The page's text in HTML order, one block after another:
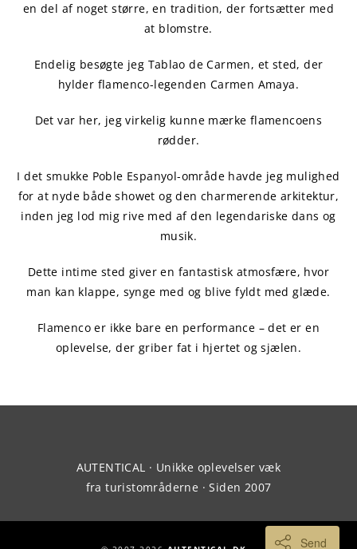
en del af noget større, en tradition, der fortsætter med
at blomstre.
Endelig besøgte jeg Tablao de Carmen, et sted, der
hylder flamenco-legenden Carmen Amaya.
Det var her, jeg virkelig kunne mærke flamencoens
rødder.
I det smukke Poble Espanyol-område havde jeg mulighed
for at nyde både showet og den charmerende arkitektur,
inden jeg lod mig rive med af den legendariske dans og
musik.
Dette intime sted giver en fantastisk atmosfære, hvor
man kan klappe, synge med og blive fyldt med glæde.
Flamenco er ikke bare en performance – det er en
oplevelse, der griber fat i hjertet og sjælen.
AUTENTICAL · Unikke oplevelser væk
fra turistområderne · Siden 2007
Send